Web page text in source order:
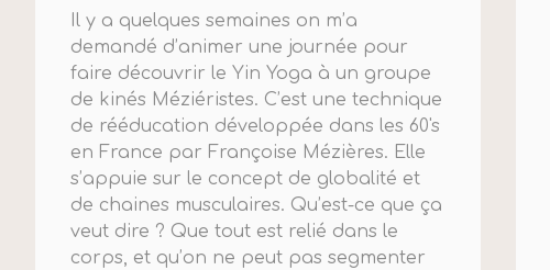
Il y a quelques semaines on m’a
demandé d’animer une journée pour
faire découvrir le Yin Yoga à un groupe
de kinés Méziéristes. C’est une technique
de rééducation développée dans les 60's
en France par Françoise Mézières. Elle
s’appuie sur le concept de globalité et
de chaines musculaires. Qu’est-ce que ça
veut dire ? Que tout est relié dans le
corps, et qu’on ne peut pas segmenter